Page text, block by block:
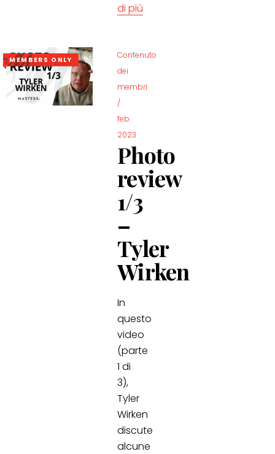
di più
MEMBERS ONLY
Contenuto
dei
membri
/
feb
2023
Photo
review
1/3
–
Tyler
Wirken
In
questo
video
(parte
1 di
3),
Tyler
Wirken
discute
alcune